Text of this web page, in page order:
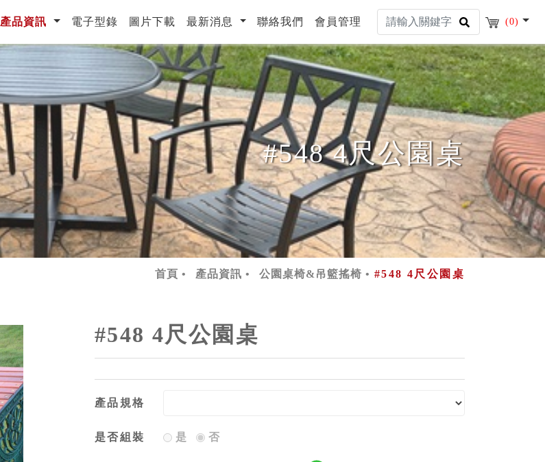
產品資訊 電子型錄 圖片下載 最新消息 聯絡我們 會員管理 (0)
#548 4尺公園桌
首頁 產品資訊 公園桌椅&吊籃搖椅 #548 4尺公園桌
#548 4尺公園桌
產品規格
是否組裝 是 否